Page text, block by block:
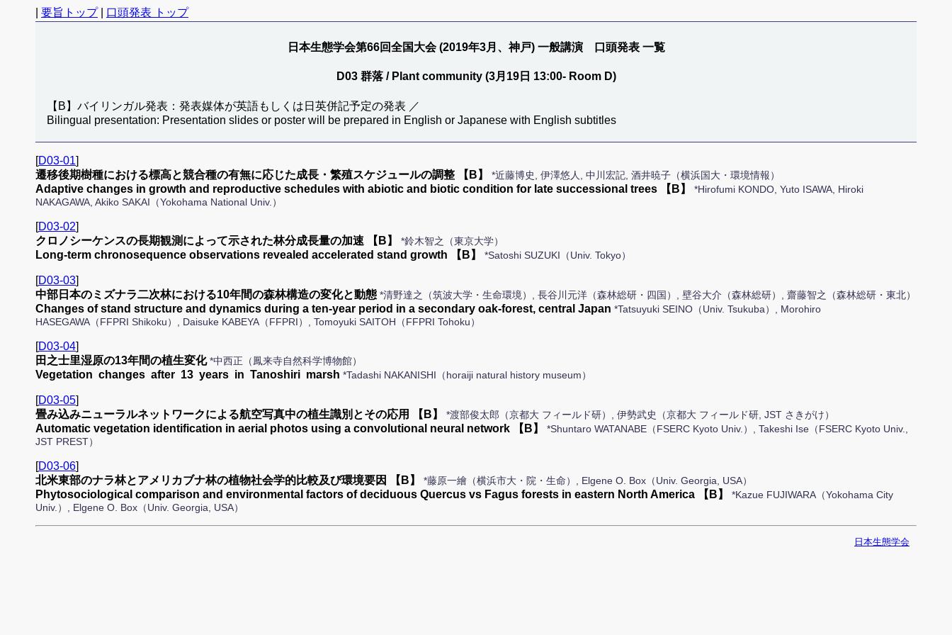
要旨トップ| 口頭発表 トップ
日本生態学会第66回全国大会 (2019年3月、神戸) 一般講演 口頭発表 一覧
D03 群落 / Plant community (3月19日 13:00- Room D)
【B】バイリンガル発表：発表媒体が英語もしくは日英併記予定の発表 ／
Bilingual presentation: Presentation slides or poster will be prepared in English or Japanese with English subtitles
[D03-01]
遷移後期樹種における標高と競合種の有無に応じた成長・繁殖スケジュールの調整 【B】
*近藤博史, 伊澤悠人, 中川宏記, 酒井暁子（横浜国大・環境情報）
Adaptive changes in growth and reproductive schedules with abiotic and biotic condition for late successional trees 【B】
*Hirofumi KONDO, Yuto ISAWA, Hiroki
NAKAGAWA, Akiko SAKAI（Yokohama National Univ.）
[D03-02]
クロノシーケンスの長期観測によって示された林分成長量の加速 【B】
*鈴木智之（東京大学）
Long-term chronosequence observations revealed accelerated stand growth 【B】 *Satoshi SUZUKI（Univ. Tokyo）
[D03-03]
中部日本のミズナラ二次林における10年間の森林構造の変化と動態 *清野達之（筑波大学・生命環境）, 長谷川元洋（森林総研・四国）, 壁谷大介（森林総研）, 齋藤智之（森林総研・東北）
Changes of stand structure and dynamics during a ten-year period in a secondary oak-forest, central Japan *Tatsuyuki SEINO（Univ. Tsukuba）, Morohiro
HASEGAWA（FFPRI Shikoku）, Daisuke KABEYA（FFPRI）, Tomoyuki SAITOH（FFPRI Tohoku）
[D03-04]
田之士里湿原の13年間の植生変化 *中西正（鳳来寺自然科学博物館）
Vegetation changes after 13 years in Tanoshiri marsh *Tadashi NAKANISHI（horaiji natural history museum）
[D03-05]
畳み込みニューラルネットワークによる航空写真中の植生識別とその応用 【B】
*渡部俊太郎（京都大 フィールド研）, 伊勢武史（京都大 フィールド研, JST さきがけ）
Automatic vegetation identification in aerial photos using a convolutional neural network 【B】
*Shuntaro WATANABE（FSERC Kyoto Univ.）, Takeshi Ise（FSERC Kyoto Univ.,
JST PREST）
[D03-06]
北米東部のナラ林とアメリカブナ林の植物社会学的比較及び環境要因 【B】
*藤原一繪（横浜市大・院・生命）, Elgene O. Box（Univ. Georgia, USA）
Phytosociological comparison and environmental factors of deciduous Quercus vs Fagus forests in eastern North America 【B】
*Kazue FUJIWARA（Yokohama City
Univ.）, Elgene O. Box（Univ. Georgia, USA）
日本生態学会